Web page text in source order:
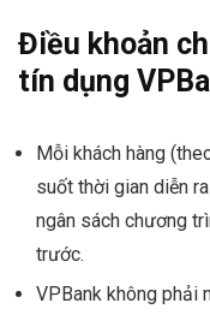
Điều khoản
tín dụng
Mỗi khách hàng
suốt thời gian diễn
ngân sách chương
trước.
VPBank không phải